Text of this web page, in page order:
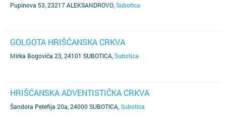
Pupinova 53, 23217 ALEKSANDROVO Subotica
GOLGOTA HRIŠĆANSKA CRKVA
Mirka Bogovića 23, 24101 SUBOTICA Subotica
HRIŠĆANSKA ADVENTISTIČKA CRKVA
Šandora Petefija 20a, 24000 SUBOTICA Subotica